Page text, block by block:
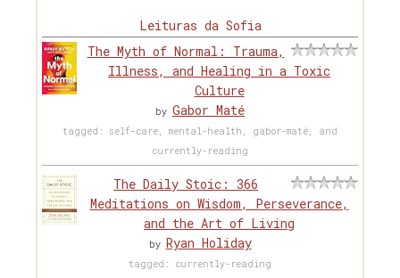
Leituras da Sofia
The Myth of Normal: Trauma,
Illness, and Healing in a Toxic
Culture
by Gabor Maté
tagged: self-care, mental-health, gabor-maté, and
currently-reading
The Daily Stoic: 366
Meditations on Wisdom, Perseverance,
and the Art of Living
by Ryan Holiday
tagged: currently-reading